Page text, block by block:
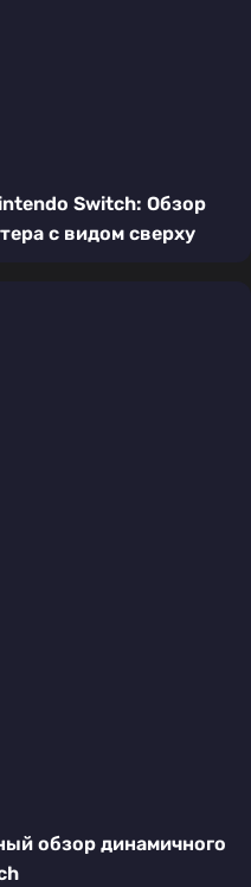
Switch: Обзор
с видом сверху
обзор динамичного